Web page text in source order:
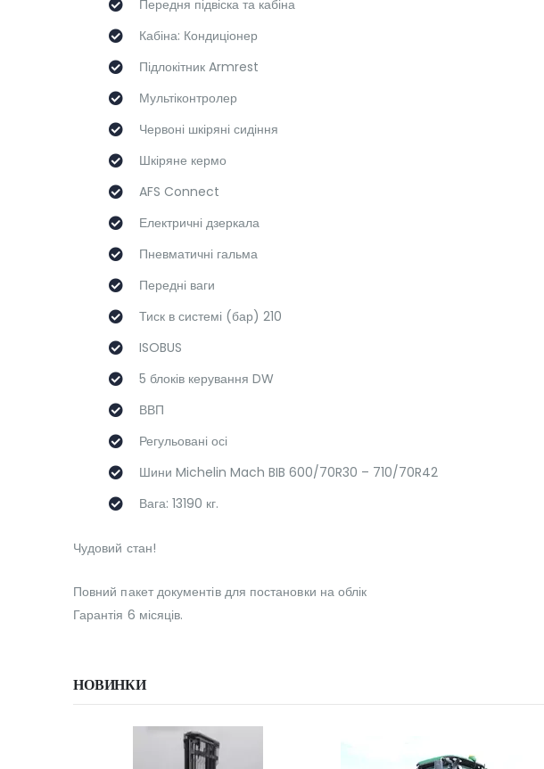
Передня підвіска та кабіна
Кабіна: Кондиціонер
Підлокітник Armrest
Мультіконтролер
Червоні шкіряні сидіння
Шкіряне кермо
AFS Connect
Електричні дзеркала
Пневматичні гальма
Передні ваги
Тиск в системі (бар) 210
ISOBUS
5 блоків керування DW
ВВП
Регульовані осі
Шини Michelin Mach BIB 600/70R30 – 710/70R42
Вага: 13190 кг.
Чудовий стан!
Повний пакет документів для постановки на облік
Гарантія 6 місяців.
НОВИНКИ